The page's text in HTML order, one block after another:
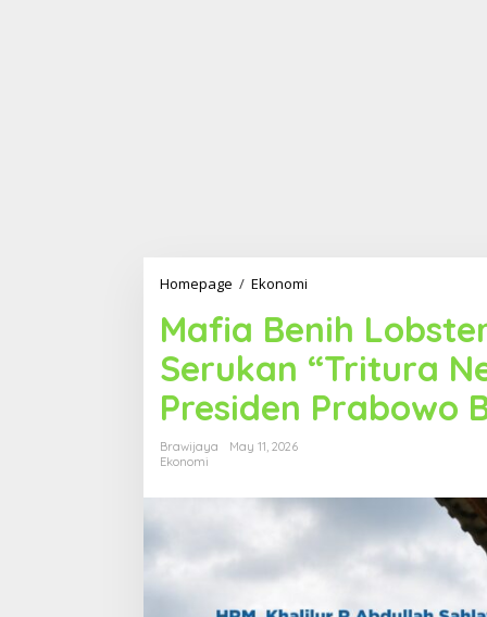
Homepage / Ekonomi
f
i
a
e
n
o
Mafia Benih
Serukan “Tritura
Presiden Prabowo
Brawijaya
May 11, 2026
Ekonomi